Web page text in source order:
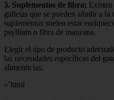
3. Suplementos de fibra:
galletas que se pueden añadir a
suplementos suelen estar
psyllium o fibra de manzana.
Elegir el tipo de producto
las necesidades específicas del
alimenticias.
«`html